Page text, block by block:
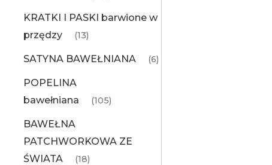
KRATKI I PASKI barwione w
przędzy
(13)
SATYNA BAWEŁNIANA (6)
POPELINA
bawełniana
(105)
BAWEŁNA
PATCHWORKOWA ZE
ŚWIATA
(18)